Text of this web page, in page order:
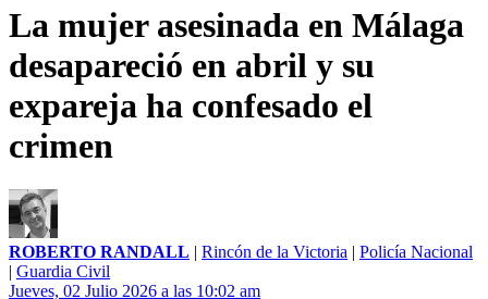
La mujer asesinada en Málaga
desapareció en abril y su
expareja ha confesado el
crimen
ROBERTO RANDALL | Rincón de la Victoria | Policía Nacional
| Guardia Civil
Jueves, 02 Julio 2026 a las 10:02 am